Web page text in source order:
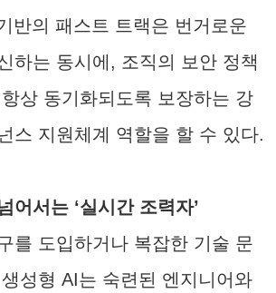
반의 패스트 트랙은 번거로운
하는 동시에, 조직의 보안 정책
상 동기화되도록 보장하는 강
스 지원체계 역할을 할 수 있다.
어서는 ‘실시간 조력자’
를 도입하거나 복잡한 기술 문
성형 AI는 숙련된 엔지니어와